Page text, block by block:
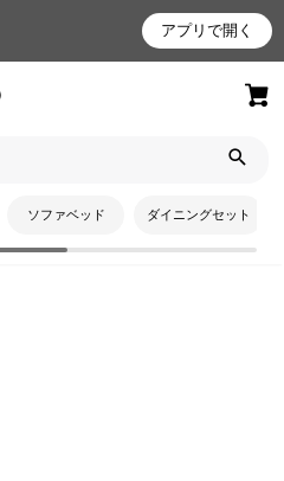
アプリで開く
ソファベッド ダイニングセット